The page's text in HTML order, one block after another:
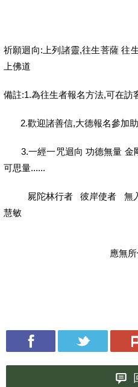
祈願迴向:上列諸靈,往生菩薩 往
上佛道
備註:1.為往生者報名方法,可在訪
2.歡迎諸善信,大德報名參加助
3.一經一咒迴向 功德無量 金
可思量......
屍陀林行者 彼岸使者 無
慧敏
應無所住 而生其